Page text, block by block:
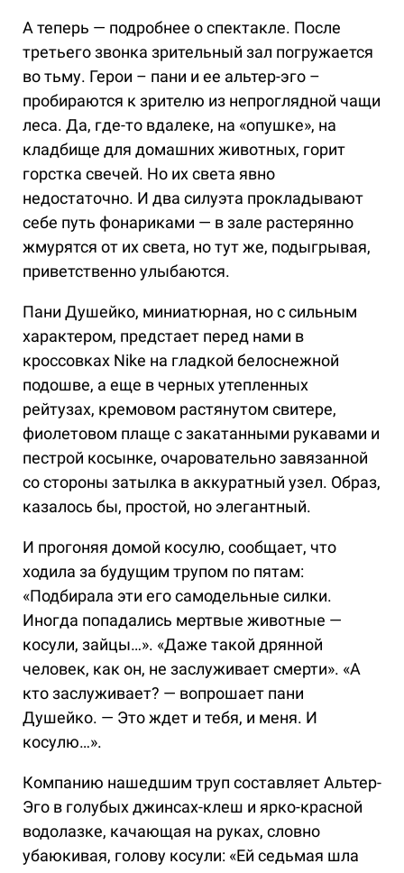
А теперь — подробнее о спектакле. После
третьего звонка зрительный зал погружается
во тьму. Герои – пани и ее альтер-эго –
пробираются к зрителю из непроглядной чащи
леса. Да, где-то вдалеке, на «опушке», на
кладбище для домашних животных, горит
горстка свечей. Но их света явно
недостаточно. И два силуэта прокладывают
себе путь фонариками — в зале растерянно
жмурятся от их света, но тут же, подыгрывая,
приветственно улыбаются.
Пани Душейко, миниатюрная, но с сильным
характером, предстает перед нами в
кроссовках Nike на гладкой белоснежной
подошве, а еще в черных утепленных
рейтузах, кремовом растянутом свитере,
фиолетовом плаще с закатанными рукавами и
пестрой косынке, очаровательно завязанной
со стороны затылка в аккуратный узел. Образ,
казалось бы, простой, но элегантный.
И прогоняя домой косулю, сообщает, что
ходила за будущим трупом по пятам:
«Подбирала эти его самодельные силки.
Иногда попадались мертвые животные —
косули, зайцы…». «Даже такой дрянной
человек, как он, не заслуживает смерти». «А
кто заслуживает? — вопрошает пани
Душейко. — Это ждет и тебя, и меня. И
косулю…».
Компанию нашедшим труп составляет Альтер-
Эго в голубых джинсах-клеш и ярко-красной
водолазке, качающая на руках, словно
убаюкивая, голову косули: «Ей седьмая шла